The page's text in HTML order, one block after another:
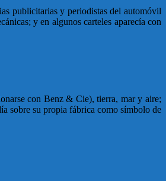
publicitarias y periodistas del automóvil
y en algunos carteles aparecía con
con Benz & Cie), tierra, mar y aire;
sobre su propia fábrica como símbolo de